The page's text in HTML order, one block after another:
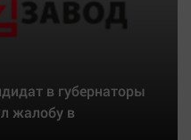
в губернаторы
жалобу в